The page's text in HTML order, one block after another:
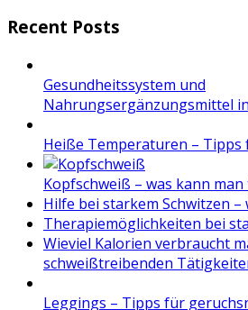
Recent Posts
Gesundheitssystem und
Nahrungsergänzungsmittel
Heiße Temperaturen –
Kopfschweiß – was kann man
Hilfe bei starkem Schwitzen –
Therapiemöglichkeiten bei
Wieviel Kalorien verbraucht
schweißtreibenden
Leggings – Tipps für